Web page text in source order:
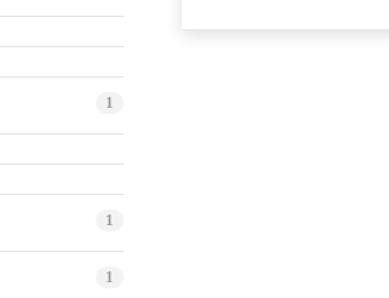
1
1
1